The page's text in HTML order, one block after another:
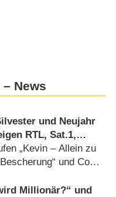
News
und Neujahr
RTL, Sat.1,
„Kevin – Allein zu
und Co.?
Millionär?“ und